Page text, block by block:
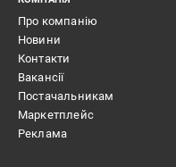
Про компанію
Новини
Контакти
Вакансії
Постачальникам
Маркетплейс
Реклама